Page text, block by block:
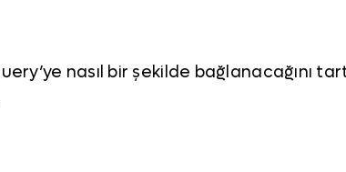
nasıl bir şekilde bağlanacağını